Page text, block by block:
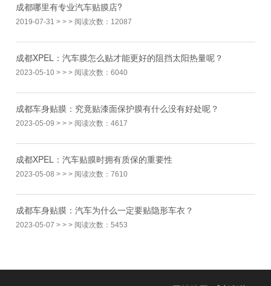
居、餐具清洁，勤晒衣被；
4、保证正常作息，维持身心健康
保持正常作息与一日三餐，避免熬夜，每天可进行30-40分钟的
运动，比如做家务、跳绳、瑜珈等，提高身体免疫力；
主动做好个人与家庭成员的健康检测，如出现头痛、发热、咳嗽
6、尽量减少外出，如需外出请佩戴口罩。
同携手 战疫情
旗
舰
摩登世界国际赛车场旗
舰店
舰
店
成都天和致远汽车维修
有限公司
成都市双流区华府大道一段1009号
店
成都联禾车服商贸有限
公司
四川省成都市双流区双楠大道中段
333号金恒德国际汽车配44栋
授
权
店
店
车星人汽车服务有限公
授
权
万和汽车
成都哪里有专业汽车贴膜店?
2019-07-31 > > > 阅读次数：12087
成都XPEL：汽车膜怎么贴才能更好的阻挡太阳热量呢？
2023-05-10 > > > 阅读次数：6040
成都车身贴膜：究竟贴漆面保护膜有什么没有好处呢？
2023-05-09 > > > 阅读次数：4617
成都XPEL：汽车贴膜时拥有质保的重要性
2023-05-08 > > > 阅读次数：7610
成都车身贴膜：汽车为什么一定要贴隐形车衣？
2023-05-07 > > > 阅读次数：5453